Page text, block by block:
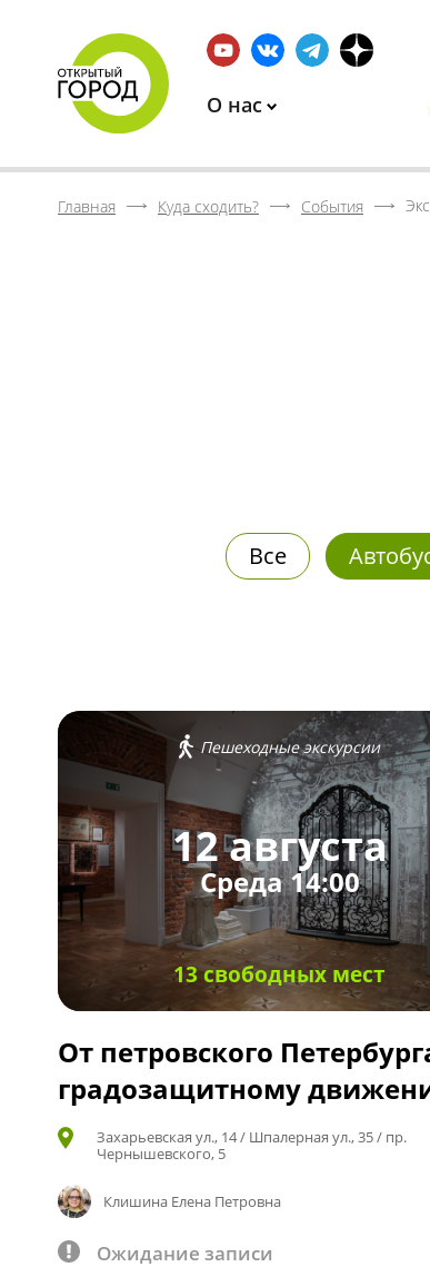
О нас
Главная Куда сходить? События
Все
Пешеходные экскурсии
12 августа
Среда 14:00
13 свободных мест
От петровского
градозащитному
Захарьевская ул., 14 / Шпалерная ул., 35 / пр.
Чернышевского, 5
Клишина Елена Петровна
Ожидание записи